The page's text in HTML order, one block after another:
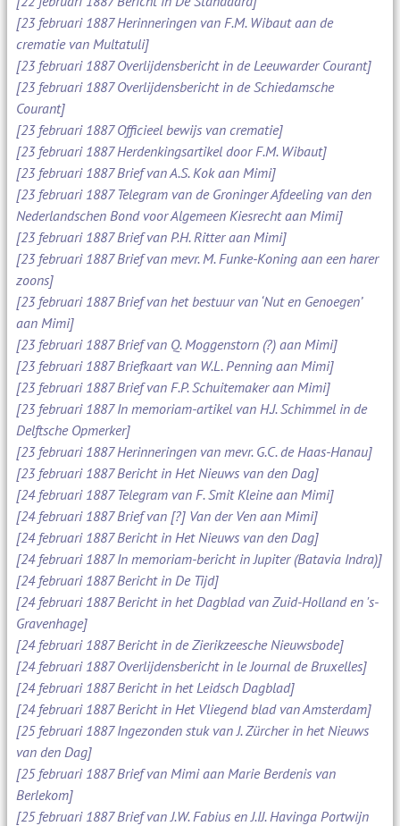
[23 februari 1887 Herinneringen van F.M. Wibaut aan de
crematie van Multatuli]
[23 februari 1887 Overlijdensbericht in de Leeuwarder Courant]
[23 februari 1887 Overlijdensbericht in de Schiedamsche
Courant]
[23 februari 1887 Officieel bewijs van crematie]
[23 februari 1887 Herdenkingsartikel door F.M. Wibaut]
[23 februari 1887 Brief van A.S. Kok aan Mimi]
[23 februari 1887 Telegram van de Groninger Afdeeling van den
Nederlandschen Bond voor Algemeen Kiesrecht aan Mimi]
[23 februari 1887 Brief van P.H. Ritter aan Mimi]
[23 februari 1887 Brief van mevr. M. Funke-Koning aan een harer
zoons]
[23 februari 1887 Brief van het bestuur van ‘Nut en Genoegen’
aan Mimi]
[23 februari 1887 Brief van Q. Moggenstorn (?) aan Mimi]
[23 februari 1887 Briefkaart van W.L. Penning aan Mimi]
[23 februari 1887 Brief van F.P. Schuitemaker aan Mimi]
[23 februari 1887 In memoriam-artikel van H.J. Schimmel in de
Delftsche Opmerker]
[23 februari 1887 Herinneringen van mevr. G.C. de Haas-Hanau]
[23 februari 1887 Bericht in Het Nieuws van den Dag]
[24 februari 1887 Telegram van F. Smit Kleine aan Mimi]
[24 februari 1887 Brief van [?] Van der Ven aan Mimi]
[24 februari 1887 Bericht in Het Nieuws van den Dag]
[24 februari 1887 In memoriam-bericht in Jupiter (Batavia Indra)]
[24 februari 1887 Bericht in De Tijd]
[24 februari 1887 Bericht in het Dagblad van Zuid-Holland en 's-
Gravenhage]
[24 februari 1887 Bericht in de Zierikzeesche Nieuwsbode]
[24 februari 1887 Overlijdensbericht in le Journal de Bruxelles]
[24 februari 1887 Bericht in het Leidsch Dagblad]
[24 februari 1887 Bericht in Het Vliegend blad van Amsterdam]
[25 februari 1887 Ingezonden stuk van J. Zürcher in het Nieuws
van den Dag]
[25 februari 1887 Brief van Mimi aan Marie Berdenis van
Berlekom]
[25 februari 1887 Brief van J.W. Fabius en J.IJ. Havinga Portwijn